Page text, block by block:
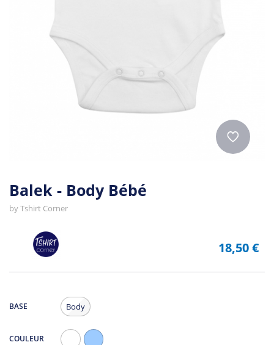
Balek - Body Bébé
byTshirt Corner
18,50 €
BASE Body
COULEUR